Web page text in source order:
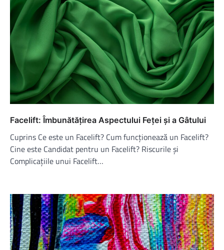
Facelift: Îmbunătățirea Aspectului Feței și a Gâtului
Cuprins Ce este un Facelift? Cum funcționează un Facelift?
Cine este Candidat pentru un Facelift? Riscurile și
Complicațiile unui Facelift…